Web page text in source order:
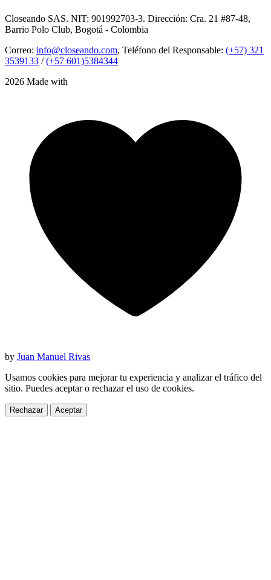
Closeando SAS. NIT: 901992703-3. Dirección: Cra. 21 #87-48,
Barrio Polo Club, Bogotá - Colombia
Correo: info@closeando.com, Teléfono del Responsable: (+57) 321
3539133 /(+57 601)5384344
2026 Made with
by Juan Manuel Rivas
Usamos cookies para mejorar tu experiencia y analizar el tráfico del
sitio. Puedes aceptar o rechazar el uso de cookies.
Rechazar Aceptar